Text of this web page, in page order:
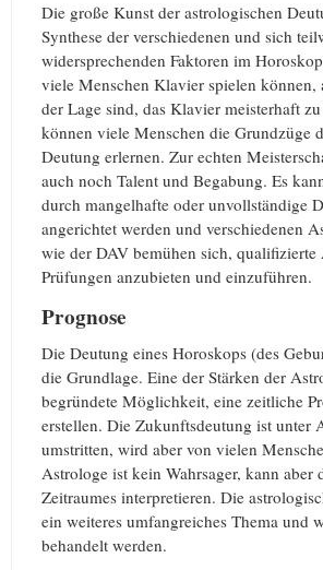
Die große Kunst der astrologischen
Synthese der verschiedenen und sich
widersprechenden Faktoren im
viele Menschen Klavier spielen können,
der Lage sind, das Klavier meisterhaft
können viele Menschen die Grundzüge
Deutung erlernen. Zur echten
auch noch Talent und Begabung. Es
durch mangelhafte oder unvollständige
angerichtet werden und verschiedenen
wie der DAV bemühen sich,
Prüfungen anzubieten und einzuführen.
Prognose
Die Deutung eines Horoskops (des
die Grundlage. Eine der Stärken der
begründete Möglichkeit, eine zeitliche
erstellen. Die Zukunftsdeutung ist unter
umstritten, wird aber von vielen
Astrologe ist kein Wahrsager, kann aber
Zeitraumes interpretieren. Die
ein weiteres umfangreiches Thema und
behandelt werden.